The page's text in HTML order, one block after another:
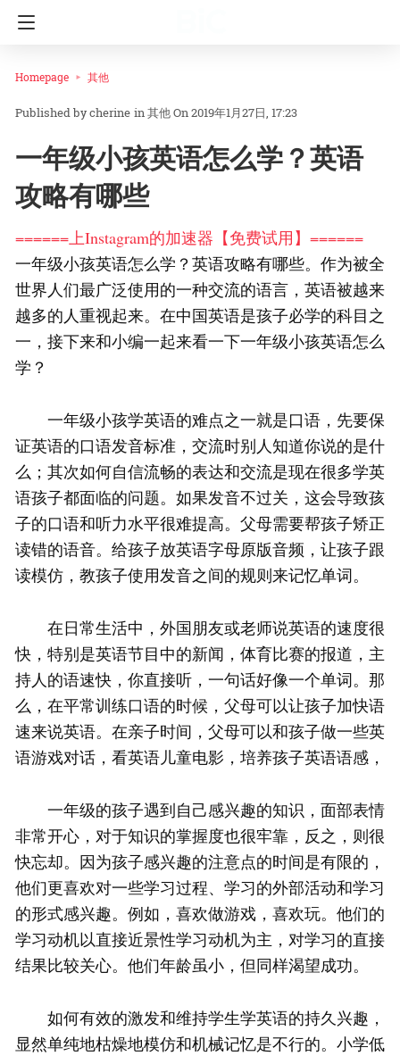
Homepage 其他
cherine in其他On 2019年1月27日, 17:23
一年级小孩英语怎么学？英语
攻略有哪些
======上Instagram的加速器【免费试用】======
一年级小孩英语怎么学？英语攻略有哪些。作为被全
世界人们最广泛使用的一种交流的语言，英语被越来
越多的人重视起来。在中国英语是孩子必学的科目之
一，接下来和小编一起来看一下一年级小孩英语怎么
学？
一年级小孩学英语的难点之一就是口语，先要保
证英语的口语发音标准，交流时别人知道你说的是什
么；其次如何自信流畅的表达和交流是现在很多学英
语孩子都面临的问题。如果发音不过关，这会导致孩
子的口语和听力水平很难提高。父母需要帮孩子矫正
读错的语音。给孩子放英语字母原版音频，让孩子跟
读模仿，教孩子使用发音之间的规则来记忆单词。
在日常生活中，外国朋友或老师说英语的速度很
快，特别是英语节目中的新闻，体育比赛的报道，主
持人的语速快，你直接听，一句话好像一个单词。那
么，在平常训练口语的时候，父母可以让孩子加快语
速来说英语。在亲子时间，父母可以和孩子做一些英
语游戏对话，看英语儿童电影，培养孩子英语语感，
一年级的孩子遇到自己感兴趣的知识，面部表情
非常开心，对于知识的掌握度也很牢靠，反之，则很
快忘却。因为孩子感兴趣的注意点的时间是有限的，
他们更喜欢对一些学习过程、学习的外部活动和学习
的形式感兴趣。例如，喜欢做游戏，喜欢玩。他们的
学习动机以直接近景性学习动机为主，对学习的直接
结果比较关心。他们年龄虽小，但同样渴望成功。
如何有效的激发和维持学生学英语的持久兴趣，
显然单纯地枯燥地模仿和机械记忆是不行的。小学低